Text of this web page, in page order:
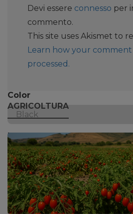
Transparency
Window
Color
Transparency
Font Size
Devi essere connesso per
commento.
This site uses Akismet to
Learn how your comment
processed.
AGRICOLTURA